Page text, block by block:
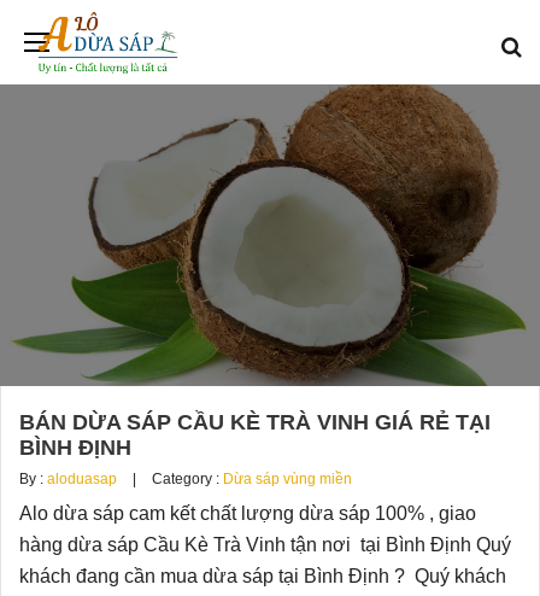
BÁN DỪA SÁP CẦU KÈ TRÀ VINH GIÁ RẺ TẠI
BÌNH ĐỊNH
By : aloduasap Category : Dừa sáp vùng miền
Alo dừa sáp cam kết chất lượng dừa sáp 100% , giao
hàng dừa sáp Cầu Kè Trà Vinh tận nơi tại Bình Định Quý
khách đang cần mua dừa sáp tại Bình Định ? Quý khách